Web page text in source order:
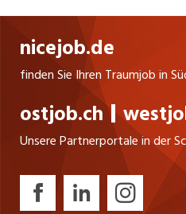
nicejob.de
finden Sie Ihren Traumjob in
ostjob.ch
Unsere Partnerportale in der